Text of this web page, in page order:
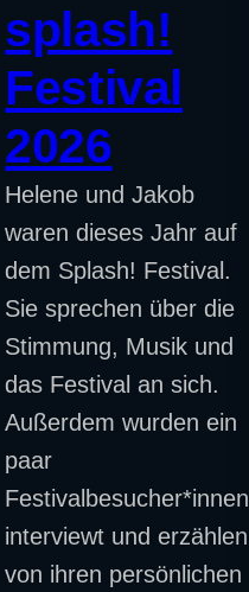
splash!
Festival
2026
Helene und Jakob
waren dieses Jahr auf
dem Splash! Festival.
Sie sprechen über die
Stimmung, Musik und
das Festival an sich.
Außerdem wurden ein
paar
Festivalbesucher*innen
interviewt und erzählen
von ihren persönlichen